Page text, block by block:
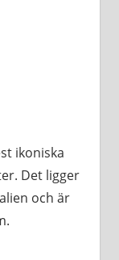
ikoniska
Det ligger
och är